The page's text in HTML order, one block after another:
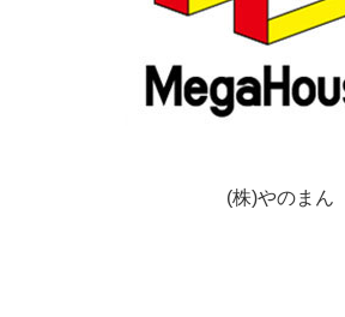
(株)やのまん